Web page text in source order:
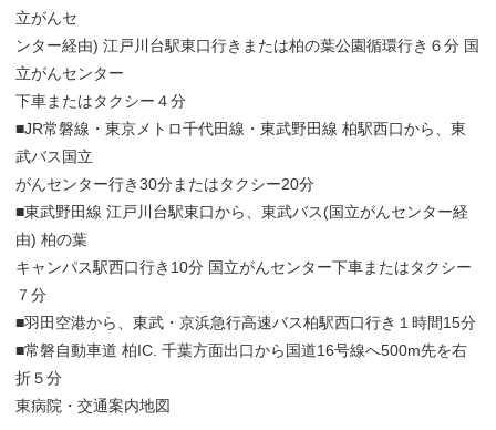
立がんセ
ンター経由) 江戸川台駅東口行きまたは柏の葉公園循環行き６分 国
立がんセンター
下車またはタクシー４分
■JR常磐線・東京メトロ千代田線・東武野田線 柏駅西口から、東
武バス国立
がんセンター行き30分またはタクシー20分
■東武野田線 江戸川台駅東口から、東武バス(国立がんセンター経
由) 柏の葉
キャンパス駅西口行き10分 国立がんセンター下車またはタクシー
７分
■羽田空港から、東武・京浜急行高速バス柏駅西口行き１時間15分
■常磐自動車道 柏IC. 千葉方面出口から国道16号線へ500m先を右
折５分
東病院・交通案内地図